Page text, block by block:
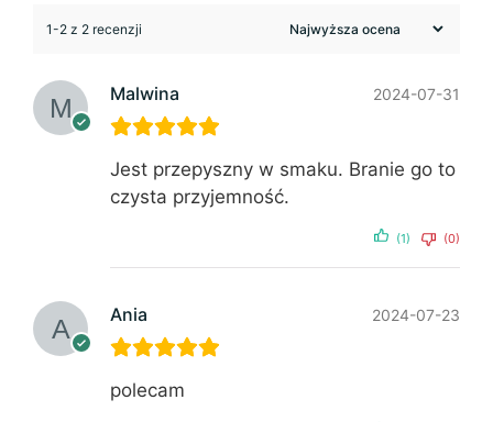
1-2 z 2 recenzji
Malwina 2024-07-31
Jest przepyszny w smaku. Branie go to
czysta przyjemność.
(1) (0)
Ania 2024-07-23
polecam